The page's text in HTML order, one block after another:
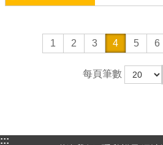
1 2 3 4 5 6
每頁筆數
:::